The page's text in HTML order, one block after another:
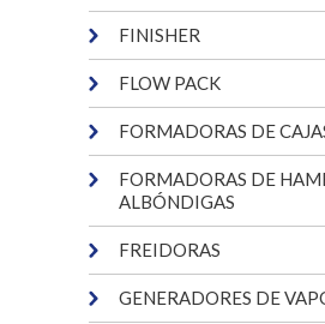
FINISHER
FLOW PACK
FORMADORAS DE
FORMADORAS DE
ALBÓNDIGAS
FREIDORAS
GENERADORES DE